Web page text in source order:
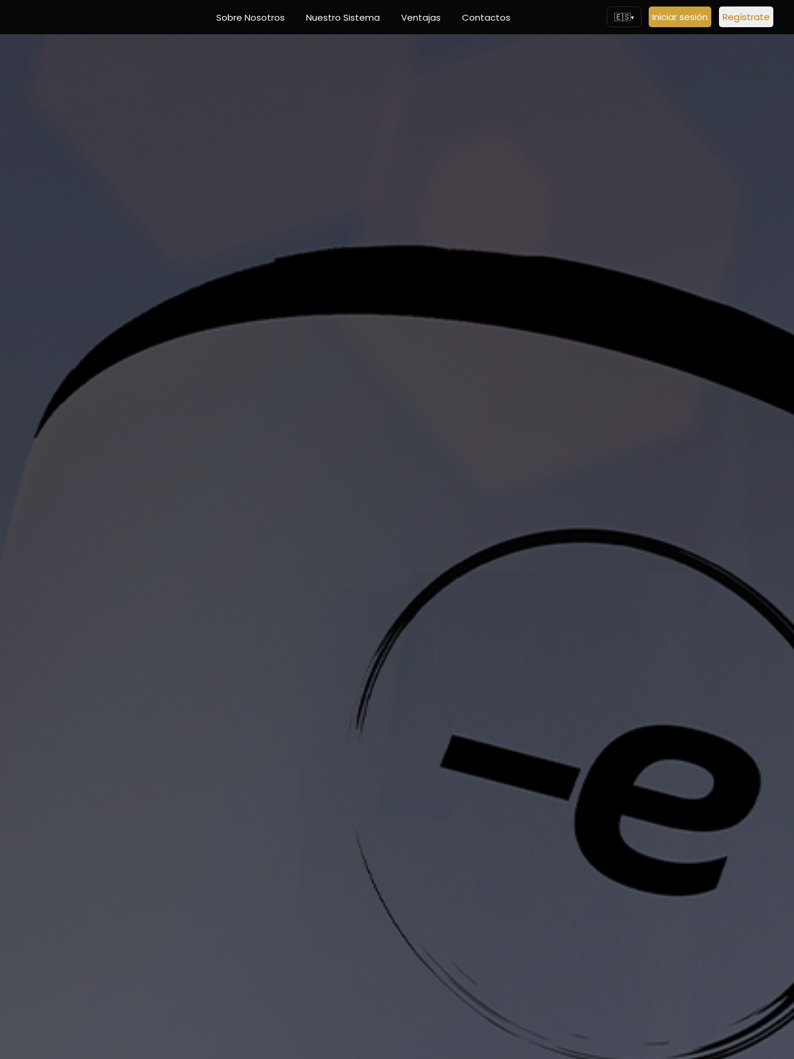
Sobre Nosotros Nuestro Sistema Ventajas Contactos 🇪🇸▾ Iniciar sesión Regístrate